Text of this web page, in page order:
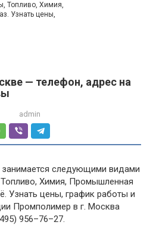
Топливо, Химия,
Узнать цены,
— телефон, адрес на
admin
следующими видами
Химия, Промышленная
Узнать цены, график работы и
Промполимер в г. Москва
956–76–27.